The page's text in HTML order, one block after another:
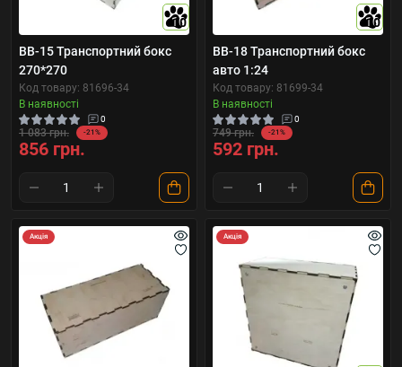
10
BB-15 Транспортний бокс
270*270
Код товару: 81696-34
В наявності
0
1 083 грн. -21%
856 грн.
10
BB-18 Транспортний бокс
авто 1:24
Код товару: 81699-34
В наявності
0
749 грн. -21%
592 грн.
Акція Акція